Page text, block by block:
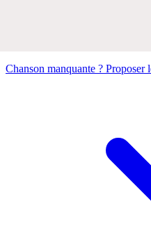
Chanson manquante ? Proposer